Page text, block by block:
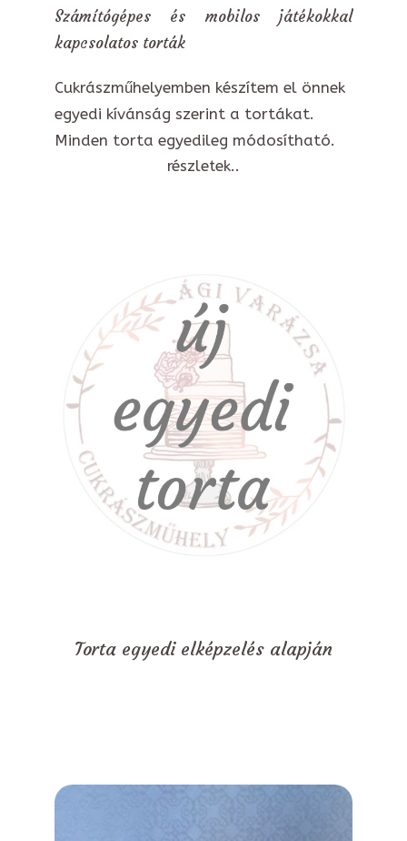
Számítógépes és mobilos játékokkal
kapcsolatos torták
Cukrászműhelyemben készítem el önnek
egyedi kívánság szerint a tortákat.
Minden torta egyedileg módosítható.
részletek..
Torta egyedi elképzelés alapján